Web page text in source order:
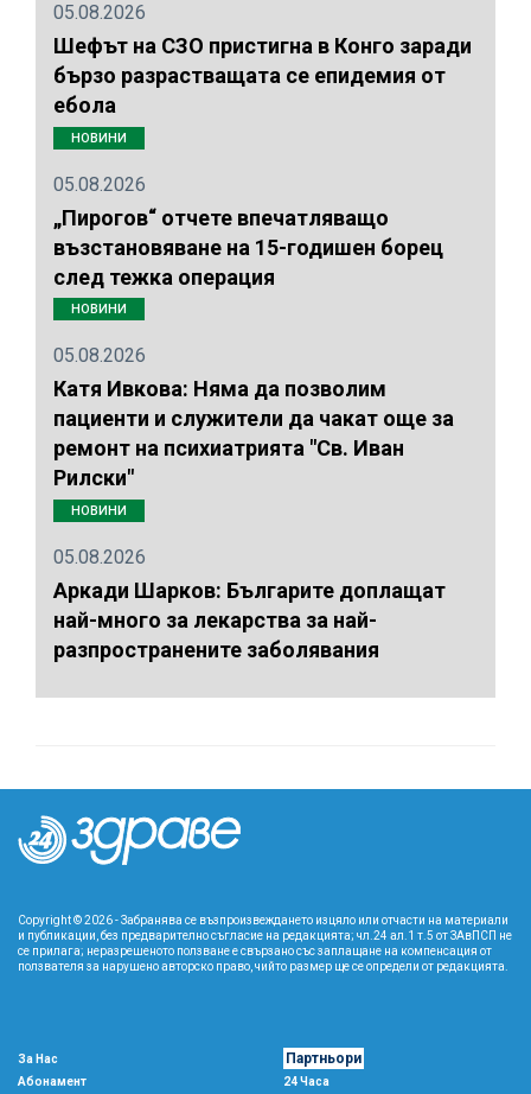
05.08.2026
Шефът на СЗО пристигна в Конго заради
бързо разрастващата се епидемия от
ебола
НОВИНИ
05.08.2026
„Пирогов“ отчете впечатляващо
възстановяване на 15-годишен борец
след тежка операция
НОВИНИ
05.08.2026
Катя Ивкова: Няма да позволим
пациенти и служители да чакат още за
ремонт на психиатрията "Св. Иван
Рилски"
НОВИНИ
05.08.2026
Аркади Шарков: Българите доплащат
най-много за лекарства за най-
разпространените заболявания
Copyright © 2026 - Забранява се възпроизвеждането изцяло или отчасти на материали
и публикации, без предварително съгласие на редакцията; чл.24 ал.1 т.5 от ЗАвПСП не
се прилага; неразрешеното ползване е свързано със заплащане на компенсация от
ползвателя за нарушено авторско право, чийто размер ще се определи от редакцията.
За Нас
Абонамент
Партньори
24 Часа